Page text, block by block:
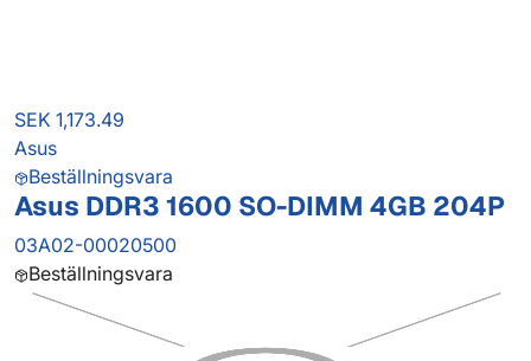
SEK 1,173.49
Asus
Beställningsvara
Asus DDR3 1600 SO-DIMM 4GB 204P
03A02-00020500
Beställningsvara